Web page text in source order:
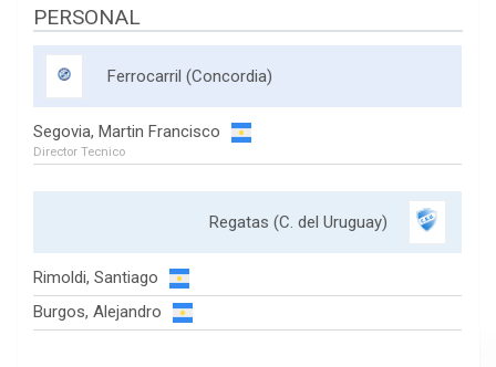
PERSONAL
Ferrocarril (Concordia)
Segovia, Martin Francisco
Director Tecnico
Regatas (C. del Uruguay)
Rimoldi, Santiago
Burgos, Alejandro